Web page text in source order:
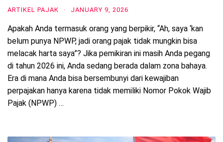
ARTIKEL PAJAK · JANUARY 9, 2026
Apakah Anda termasuk orang yang berpikir, “Ah, saya ‘kan
belum punya NPWP, jadi orang pajak tidak mungkin bisa
melacak harta saya”? Jika pemikiran ini masih Anda pegang
di tahun 2026 ini, Anda sedang berada dalam zona bahaya.
Era di mana Anda bisa bersembunyi dari kewajiban
perpajakan hanya karena tidak memiliki Nomor Pokok Wajib
Pajak (NPWP) …